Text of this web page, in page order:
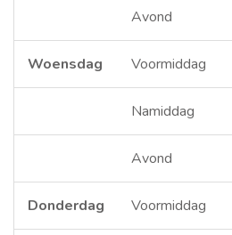
Avond
Woensdag Voormiddag
Namiddag
Avond
Donderdag Voormiddag